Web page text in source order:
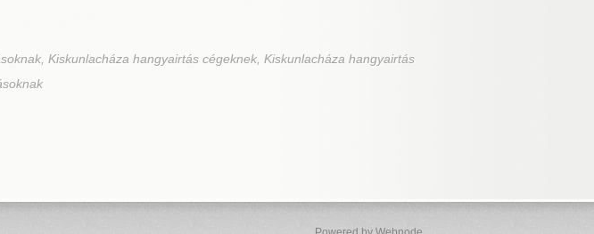
Kiskunlacháza hangyairtás cégeknek, Kiskunlacháza hangyairtás